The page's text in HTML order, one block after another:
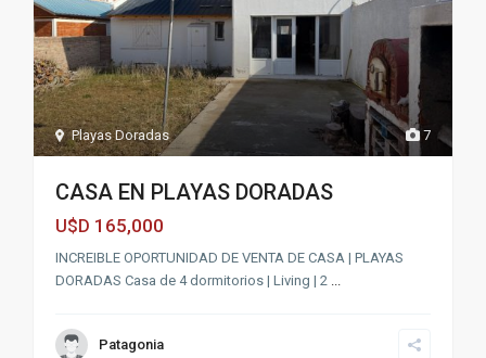
7
Playas Doradas
CASA EN PLAYAS DORADAS
U$D 165,000
INCREIBLE OPORTUNIDAD DE VENTA DE CASA | PLAYAS
DORADAS Casa de 4 dormitorios | Living | 2 ...
Patagonia